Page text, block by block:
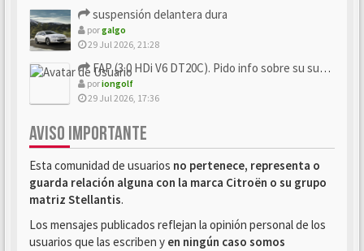
suspensión delantera dura
porgalgo
29 Jul 2026, 21:28
FAP (3.0 HDi V6 DT20C). Pido info sobre su sustitución
poriongolf
29 Jul 2026, 17:36
AVISO IMPORTANTE
Esta comunidad de usuarios no pertenece, representa o
guarda relación alguna con la marca Citroën o su grupo
matriz Stellantis.
Los mensajes publicados reflejan la opinión personal de los
usuarios que las escriben y en ningún caso somos